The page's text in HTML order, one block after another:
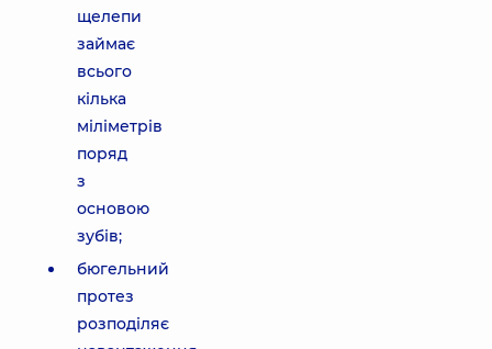
щелепи
займає
всього
кілька
міліметрів
поряд
з
основою
зубів;
бюгельний
протез
розподіляє